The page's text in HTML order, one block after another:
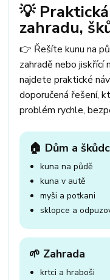
mravenci a mšice
uhlíky
uhlíky do vysavače
uhlíky
uhlíky parkside
uhlíky ferm
kde sehnat uhlíky
kde
💡
zahradu,
👉 Řešíte kunu na
zahradě nebo jiskřící
najdete praktické
doporučená řešení,
problém rychle,
🏠 Dům a
kuna na půdě
kuna v autě
myši a potkani
sklopce a
🌱 Zahrada
krtci a hraboši